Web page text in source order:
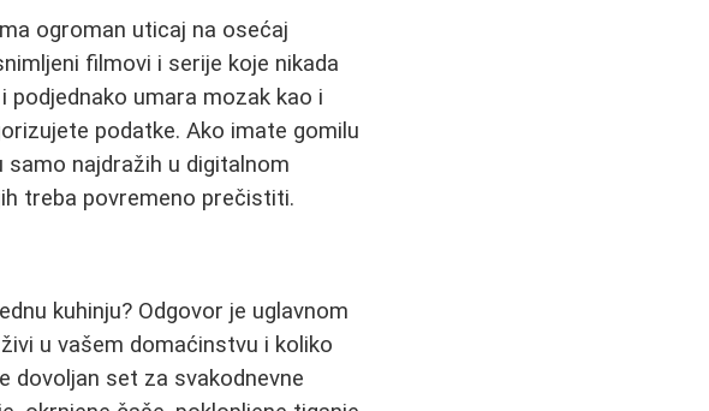
ogroman uticaj na osećaj
filmovi i serije koje nikada
umara mozak kao i
podatke. Ako imate gomilu
najdražih u digitalnom
treba povremeno prečistiti.
kuhinju? Odgovor je uglavnom
u vašem domaćinstvu i koliko
dovoljan set za svakodnevne